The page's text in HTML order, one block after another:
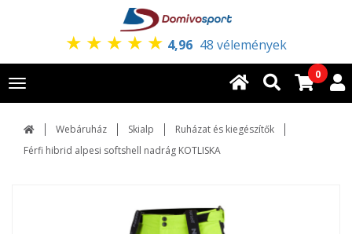
★ ★ ★ ★ ★ 4,96 48 vélemények
Toggle
navigation
0
Webáruház Skialp
Ruházat és kiegészítők
Férfi hibrid alpesi softshell nadrág KOTLISKA